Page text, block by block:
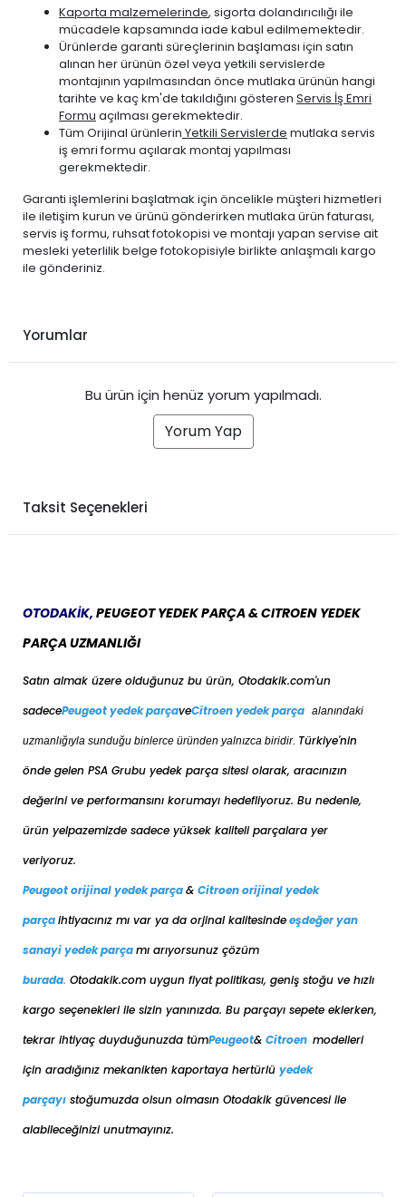
Kaporta malzemelerinde, sigorta dolandırıcılığı ile
mücadele kapsamında iade kabul edilmemektedir.
Ürünlerde garanti süreçlerinin başlaması için satın
alınan her ürünün özel veya yetkili servislerde
montajının yapılmasından önce mutlaka ürünün hangi
tarihte ve kaç km'de takıldığını gösteren Servis İş Emri
Formu açılması gerekmektedir.
Tüm Orijinal ürünlerin Yetkili Servislerde mutlaka servis
iş emri formu açılarak montaj yapılması
gerekmektedir.
Garanti işlemlerini başlatmak için öncelikle müşteri hizmetleri
ile iletişim kurun ve ürünü gönderirken mutlaka ürün faturası,
servis iş formu, ruhsat fotokopisi ve montajı yapan servise ait
mesleki yeterlilik belge fotokopisiyle birlikte anlaşmalı kargo
ile gönderiniz.
Yorumlar
Bu ürün için henüz yorum yapılmadı.
Yorum Yap
Taksit Seçenekleri
OTODAKİK, PEUGEOT YEDEK PARÇA & CITROEN YEDEK
PARÇA UZMANLIĞI
Satın almak üzere olduğunuz bu ürün, Otodakik.com'un
sadecePeugeot yedek parçaveCitroen yedek parça alanındaki
uzmanlığıyla sunduğu binlerce üründen yalnızca biridir. Türkiye'nin
önde gelen PSA Grubu yedek parça sitesi olarak, aracınızın
değerini ve performansını korumayı hedefliyoruz. Bu nedenle,
ürün yelpazemizde sadece yüksek kaliteli parçalara yer
veriyoruz.
Peugeot orijinal yedek parça& Citroen orijinal yedek
parçaihtiyacınız mı var ya da orjinal kalitesindeeşdeğeryan
sanayi yedek parçamı arıyorsunuz çözüm
burada. Otodakik.com uygun fiyat politikası, geniş stoğu ve hızlı
kargo seçenekleri ile sizin yanınızda. Bu parçayı sepete eklerken,
tekrar ihtiyaç duyduğunuzda tümPeugeot& Citroen modelleri
için aradığınız mekanikten kaportaya hertürlü yedek
parçayı stoğumuzda olsun olmasın Otodakik güvencesi ile
alabileceğinizi unutmayınız.